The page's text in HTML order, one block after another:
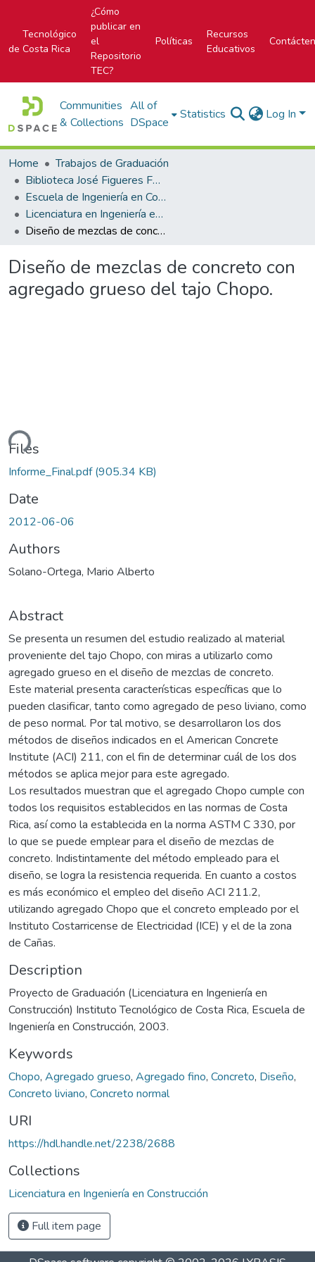
Tecnológico
de Costa Rica
¿Cómo
publicar en
el
Repositorio
TEC?
Políticas
Recursos
Educativos
Communities
& Collections
All of
DSpace
Statistics Log In
Home
Trabajos de Graduación
Biblioteca José Figueres Ferrer
Escuela de Ingeniería en Construcción
Licenciatura en Ingeniería en Construcción
Diseño de mezclas de concreto con agregado grueso del tajo Chopo.
Diseño de mezclas de concreto con
agregado grueso del tajo Chopo.
Files
Informe_Final.pdf(905.34 KB)
Date
2012-06-06
Authors
Solano-Ortega, Mario Alberto
Abstract
Se presenta un resumen del estudio realizado al material
proveniente del tajo Chopo, con miras a utilizarlo como
agregado grueso en el diseño de mezclas de concreto.
Este material presenta características específicas que lo
pueden clasificar, tanto como agregado de peso liviano, como
de peso normal. Por tal motivo, se desarrollaron los dos
métodos de diseños indicados en el American Concrete
Institute (ACI) 211, con el fin de determinar cuál de los dos
métodos se aplica mejor para este agregado.
Los resultados muestran que el agregado Chopo cumple con
todos los requisitos establecidos en las normas de Costa
Rica, así como la establecida en la norma ASTM C 330, por
lo que se puede emplear para el diseño de mezclas de
concreto. Indistintamente del método empleado para el
diseño, se logra la resistencia requerida. En cuanto a costos
es más económico el empleo del diseño ACI 211.2,
utilizando agregado Chopo que el concreto empleado por el
Instituto Costarricense de Electricidad (ICE) y el de la zona
de Cañas.
Description
Proyecto de Graduación (Licenciatura en Ingeniería en
Construcción) Instituto Tecnológico de Costa Rica, Escuela de
Ingeniería en Construcción, 2003.
Keywords
Chopo, Agregado grueso, Agregado fino, Concreto, Diseño,
Concreto liviano, Concreto normal
URI
https://hdl.handle.net/2238/2688
Collections
Licenciatura en Ingeniería en Construcción
Full item page